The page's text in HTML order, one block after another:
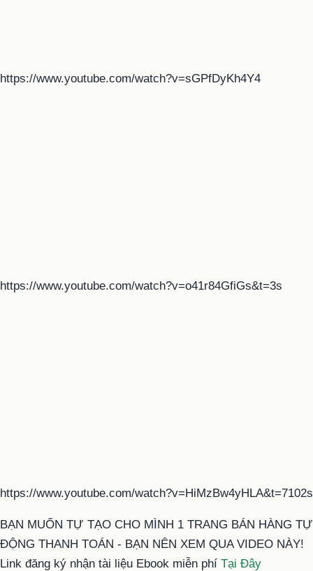
https://www.youtube.com/watch?v=sGPfDyKh4Y4
https://www.youtube.com/watch?v=o41r84GfiGs&t=3s
https://www.youtube.com/watch?v=HiMzBw4yHLA&t=7102s
BẠN MUỐN TỰ TẠO CHO MÌNH 1 TRANG BÁN HÀNG TỰ
ĐỘNG THANH TOÁN - BẠN NÊN XEM QUA VIDEO NÀY!
Link đăng ký nhận tài liệu Ebook miễn phí Tại Đây